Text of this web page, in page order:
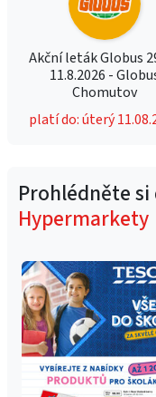
Akční leták Globus
11.8.2026 -
Chomutov
platí do: úterý
Prohlédněte
Hypermarkety